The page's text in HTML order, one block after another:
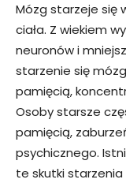
Mózg starzeje się
ciała. Z wiekiem
neuronów i
starzenie się
pamięcią,
Osoby starsze
pamięcią,
psychicznego.
te skutki starzenia